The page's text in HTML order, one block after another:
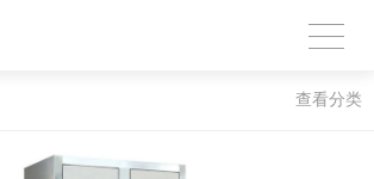
查看分类